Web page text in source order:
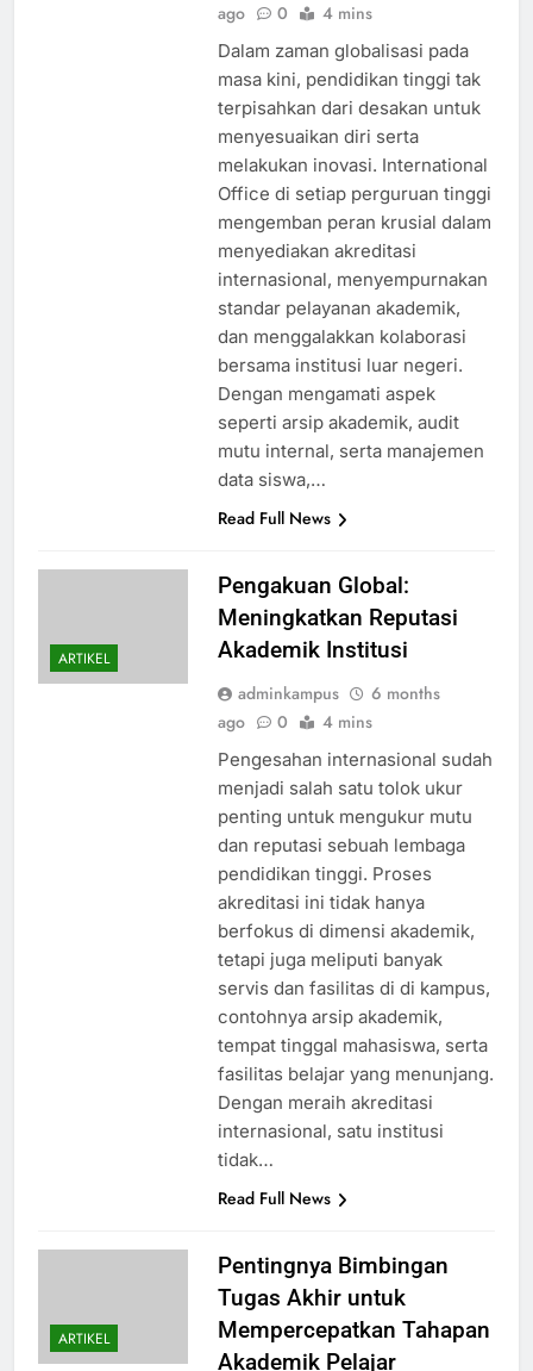
ago
0 4 mins
Dalam zaman globalisasi pada
masa kini, pendidikan tinggi tak
terpisahkan dari desakan untuk
menyesuaikan diri serta
melakukan inovasi. International
Office di setiap perguruan tinggi
mengemban peran krusial dalam
menyediakan akreditasi
internasional, menyempurnakan
standar pelayanan akademik,
dan menggalakkan kolaborasi
bersama institusi luar negeri.
Dengan mengamati aspek
seperti arsip akademik, audit
mutu internal, serta manajemen
data siswa,…
Read Full News
ARTIKEL
Pengakuan Global:
Meningkatkan Reputasi
Akademik Institusi
adminkampus
6 months
ago
0 4 mins
Pengesahan internasional sudah
menjadi salah satu tolok ukur
penting untuk mengukur mutu
dan reputasi sebuah lembaga
pendidikan tinggi. Proses
akreditasi ini tidak hanya
berfokus di dimensi akademik,
tetapi juga meliputi banyak
servis dan fasilitas di di kampus,
contohnya arsip akademik,
tempat tinggal mahasiswa, serta
fasilitas belajar yang menunjang.
Dengan meraih akreditasi
internasional, satu institusi
tidak…
Read Full News
ARTIKEL
Pentingnya Bimbingan
Tugas Akhir untuk
Mempercepatkan Tahapan
Akademik Pelajar